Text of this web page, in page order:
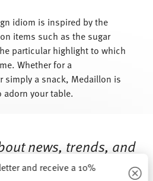
idiom is inspired by the
items such as the sugar
particular highlight to which
Whether for a
simply a snack, Medaillon is
your table.
news, trends, and
and receive a 10%